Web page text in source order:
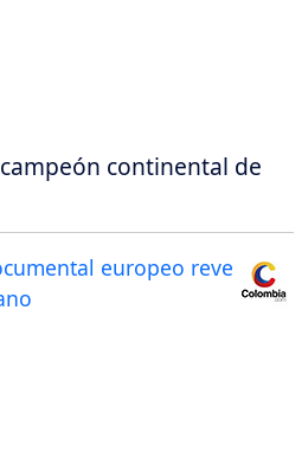
continental de